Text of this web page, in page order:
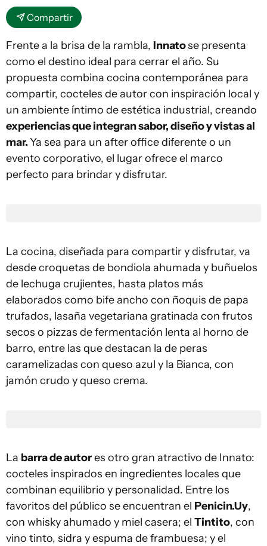
Compartir
Frente a la brisa de la rambla, Innatose presenta
como el destino ideal para cerrar el año. Su
propuesta combina cocina contemporánea para
compartir, cocteles de autor con inspiración local y
un ambiente íntimo de estética industrial, creando
experiencias que integran sabor, diseño y vistas al
mar.Ya sea para un after office diferente o un
evento corporativo, el lugar ofrece el marco
perfecto para brindar y disfrutar.
La cocina, diseñada para compartir y disfrutar, va
desde croquetas de bondiola ahumada y buñuelos
de lechuga crujientes, hasta platos más
elaborados como bife ancho con ñoquis de papa
trufados, lasaña vegetariana gratinada con frutos
secos o pizzas de fermentación lenta al horno de
barro, entre las que destacan la de peras
caramelizadas con queso azul y la Bianca, con
jamón crudo y queso crema.
La barra de autores otro gran atractivo de Innato:
cocteles inspirados en ingredientes locales que
combinan equilibrio y personalidad. Entre los
favoritos del público se encuentran el Penicin.Uy,
con whisky ahumado y miel casera; el Tintito, con
vino tinto, sidra y espuma de frambuesa; y el